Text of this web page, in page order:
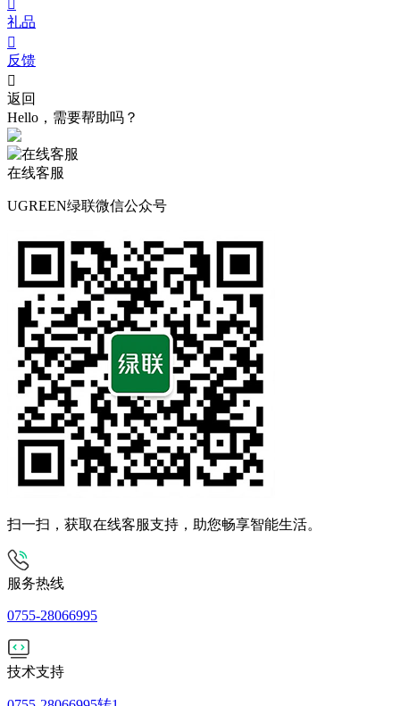

礼品

反馈

返回
Hello，需要帮助吗？
在线客服
UGREEN绿联微信公众号
扫一扫，获取在线客服支持，助您畅享智能生活。
服务热线
0755-28066995
技术支持